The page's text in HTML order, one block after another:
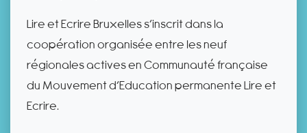
Lire et Ecrire Bruxelles s’inscrit dans la
coopération organisée entre les neuf
régionales actives en Communauté française
du Mouvement d’Education permanente Lire et
Ecrire.